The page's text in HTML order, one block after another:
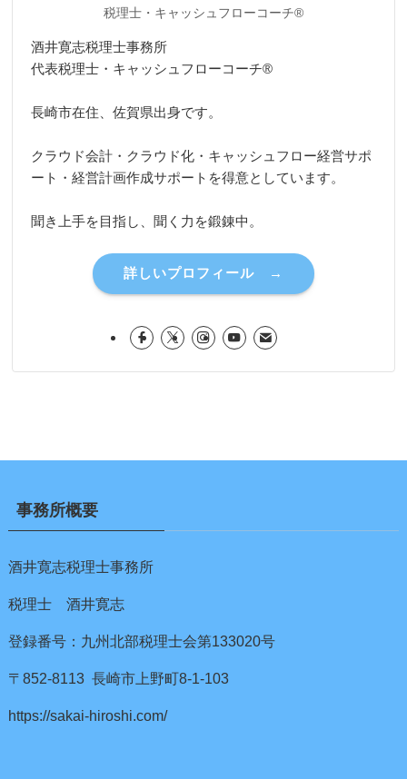
税理士・キャッシュフローコーチ®
酒井寛志税理士事務所
代表税理士・キャッシュフローコーチ®
長崎市在住、佐賀県出身です。
クラウド会計・クラウド化・キャッシュフロー経営サポ
ート・経営計画作成サポートを得意としています。
聞き上手を目指し、聞く力を鍛錬中。
詳しいプロフィール →
事務所概要
酒井寛志税理士事務所
税理士 酒井寛志
登録番号：九州北部税理士会第133020号
〒852-8113 長崎市上野町8-1-103
https://sakai-hiroshi.com/